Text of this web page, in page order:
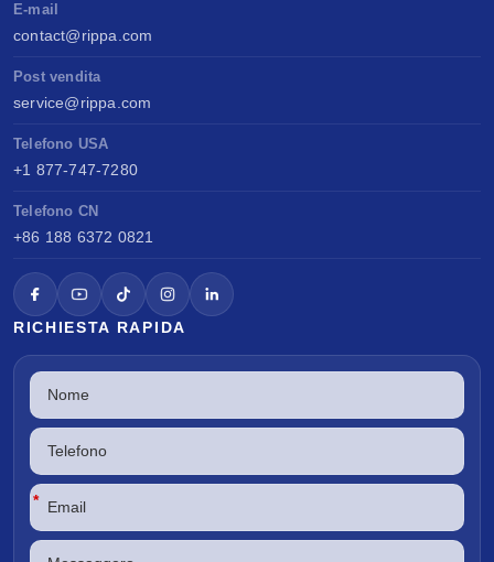
E-mail
contact@rippa.com
Post vendita
service@rippa.com
Telefono USA
+1 877-747-7280
Telefono CN
+86 188 6372 0821
RICHIESTA RAPIDA
*